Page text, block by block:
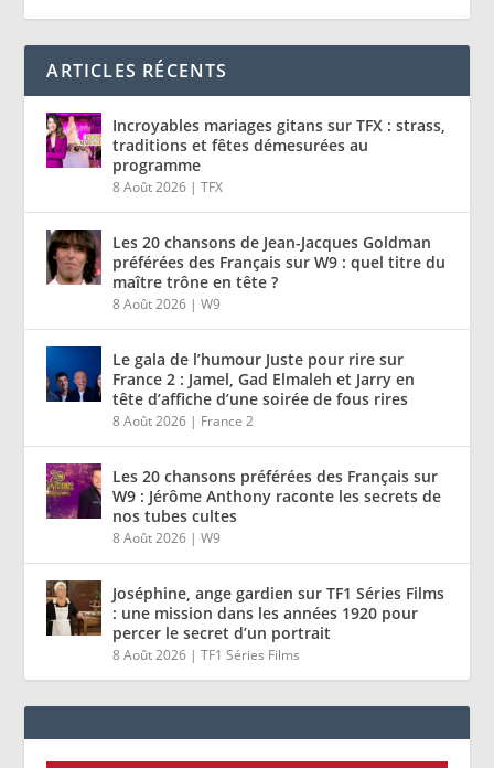
ARTICLES RÉCENTS
Incroyables mariages gitans sur TFX : strass,
traditions et fêtes démesurées au
programme
8 Août 2026 |TFX
Les 20 chansons de Jean-Jacques Goldman
préférées des Français sur W9 : quel titre du
maître trône en tête ?
8 Août 2026 |W9
Le gala de l’humour Juste pour rire sur
France 2 : Jamel, Gad Elmaleh et Jarry en
tête d’affiche d’une soirée de fous rires
8 Août 2026 | France 2
Les 20 chansons préférées des Français sur
W9 : Jérôme Anthony raconte les secrets de
nos tubes cultes
8 Août 2026 |W9
Joséphine, ange gardien sur TF1 Séries Films
: une mission dans les années 1920 pour
percer le secret d’un portrait
8 Août 2026 |TF1 Séries Films